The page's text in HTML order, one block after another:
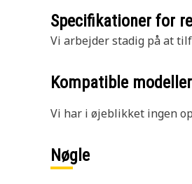
Specifikationer for
Vi arbejder stadig på at
Kompatible
Vi har i øjeblikket ingen
Nøgle